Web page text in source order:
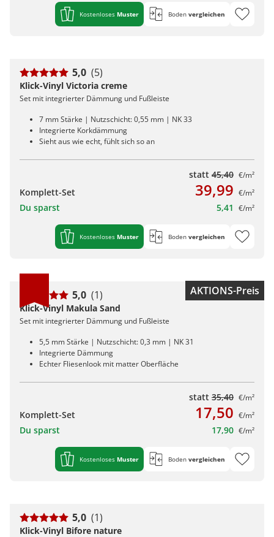
Kostenloses Muster Boden vergleichen
5,0 (5)
Klick-Vinyl Victoria creme
Set mit integrierter Dämmung und Fußleiste
7 mm Stärke | Nutzschicht: 0,55 mm | NK 33
Integrierte Korkdämmung
Sieht aus wie echt, fühlt sich so an
statt 45,40 €/m²
Komplett-Set 39,99 €/m²
Du sparst 5,41 €/m²
Kostenloses Muster Boden vergleichen
AKTIONS-Preis
5,0 (1)
Klick-Vinyl Makula Sand
Set mit integrierter Dämmung und Fußleiste
5,5 mm Stärke | Nutzschicht: 0,3 mm | NK 31
Integrierte Dämmung
Echter Fliesenlook mit matter Oberfläche
statt 35,40 €/m²
Komplett-Set 17,50 €/m²
Du sparst 17,90 €/m²
Kostenloses Muster Boden vergleichen
5,0 (1)
Klick-Vinyl Bifore nature